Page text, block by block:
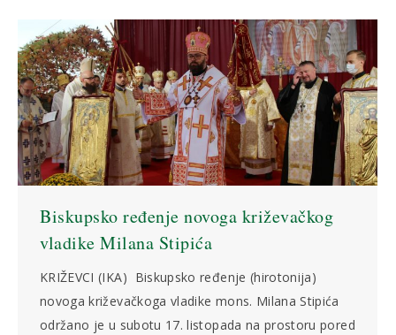
Biskupsko ređenje novoga križevačkog
vladike Milana Stipića
KRIŽEVCI (IKA) Biskupsko ređenje (hirotonija)
novoga križevačkoga vladike mons. Milana Stipića
održano je u subotu 17. listopada na prostoru pored